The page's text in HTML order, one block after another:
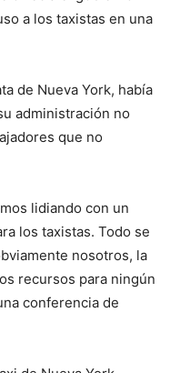
a los taxistas en una
de Nueva York, había
administración no
que no
lidiando con un
los taxistas. Todo se
nosotros, la
recursos para ningún
conferencia de